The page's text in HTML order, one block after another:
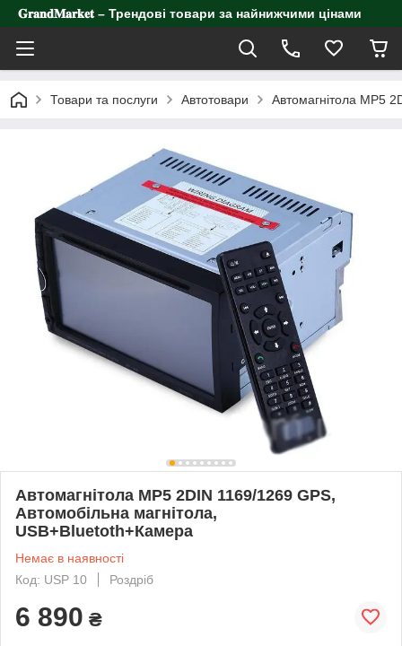
𝐆𝐫𝐚𝐧𝐝𝐌𝐚𝐫𝐤𝐞𝐭 – Трендові товари за найнижчими цінами
Товари та послуги Автотовари Автомагнітола MP5
Автомагнітола MP5 2DIN 1169/1269 GPS,
Автомобільна магнітола,
USB+Bluetoth+Камера
Немає в наявності
Код: USP 10
Роздріб
6 890 ₴